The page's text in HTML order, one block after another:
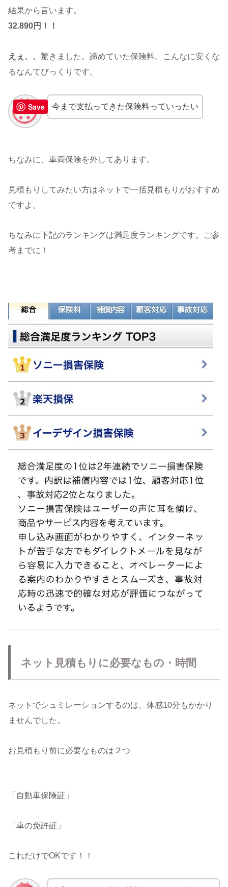
結果から言います。
32.890円！！
えぇ、、 驚きました。諦めていた保険料。こんなに安くな
るなんてびっくりです。
今まで支払ってきた保険料っていったい
ちなみに、車両保険を外してあります。
見積もりしてみたい方はネットで一括見積もりがおすすめ
ですよ。
ちなみに下記のランキングは満足度ランキングです。ご参
考までに！
ネット見積もりに必要なもの・時間
ネットでシュミレーションするのは、体感10分もかかり
ませんでした。
お見積もり前に必要なものは２つ
「自動車保険証」
「車の免許証」
これだけでOKです！！
Save